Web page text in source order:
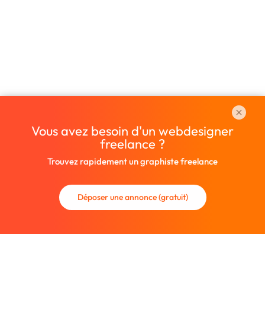
Vous avez besoin d'un webdesigner
freelance ?
Trouvez rapidement un graphiste freelance
Déposer une annonce (gratuit)